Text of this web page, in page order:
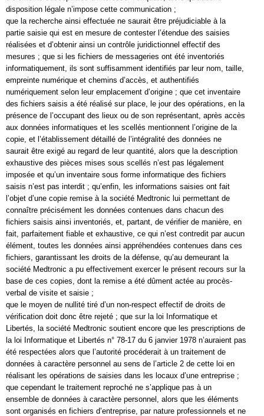
disposition légale n’impose cette communication ;
que la recherche ainsi effectuée ne saurait être préjudiciable à la
partie saisie qui est en mesure de contester l’étendue des saisies
réalisées et d’obtenir ainsi un contrôle juridictionnel effectif des
mesures ; que si les fichiers de messageries ont été inventoriés
informatiquement, ils sont suffisamment identifiés par leur nom, taille,
empreinte numérique et chemins d’accès, et authentifiés
numériquement selon leur emplacement d’origine ; que cet inventaire
des fichiers saisis a été réalisé sur place, le jour des opérations, en la
présence de l’occupant des lieux ou de son représentant, après accès
aux données informatiques et les scellés mentionnent l’origine de la
copie, et l’établissement détaillé de l’intégralité des données ne
saurait être exigé au regard de leur quantité, alors que la description
exhaustive des pièces mises sous scellés n’est pas légalement
imposée et qu’un inventaire sous forme informatique des fichiers
saisis n’est pas interdit ; qu’enfin, les informations saisies ont fait
l’objet d’une copie remise à la société Medtronic lui permettant de
connaître précisément les données contenues dans chacun des
fichiers saisis ainsi inventoriés, et, partant, de vérifier de manière, en
fait, parfaitement fiable et exhaustive, ce qui n’est contredit par aucun
élément, toutes les données ainsi appréhendées contenues dans ces
fichiers, garantissant les droits de la défense, qu’au demeurant la
société Medtronic a pu effectivement exercer le présent recours sur la
base de ces copies, dont la remise a été dûment actée au procès-
verbal de visite et saisie ;
que le moyen de nullité tiré d’un non-respect effectif de droits de
vérification doit donc être rejeté ; que sur la loi Informatique et
Libertés, la société Medtronic soutient encore que les prescriptions de
la loi Informatique et Libertés n° 78-17 du 6 janvier 1978 n’auraient pas
été respectées alors que l’autorité procéderait à un traitement de
données à caractère personnel au sens de l’article 2 de cette loi en
réalisant les opérations de saisies dans les locaux d’une entreprise ;
que cependant le traitement reproché ne s’applique pas à un
ensemble de données à caractère personnel, alors que les éléments
sont organisés en fichiers d’entreprise, par nature professionnels et ne